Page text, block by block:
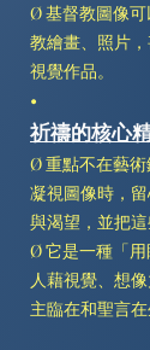
Ø 基督教圖像
教繪畫、照片
視覺作品。
•
祈禱的核心
Ø 重點不在藝
凝視圖像時，
與渴望，並把這
Ø 它是一種「
人藉視覺、想
主臨在和聖言在